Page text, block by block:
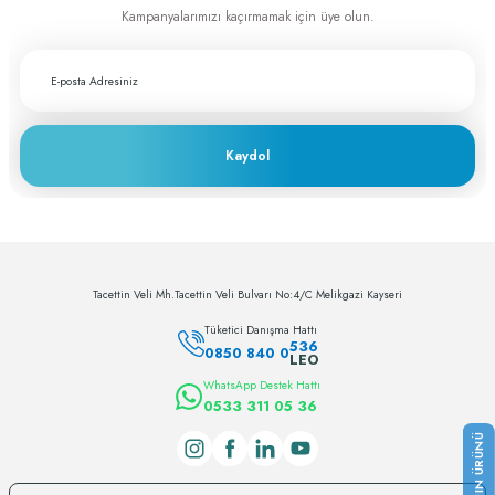
Kampanyalarımızı kaçırmamak için üye olun.
Kaydol
Tacettin Veli Mh.Tacettin Veli Bulvarı No:4/C Melikgazi Kayseri
Tüketici Danışma Hattı
0850 840 0536
LEO
WhatsApp Destek Hattı
0533 311 05 36